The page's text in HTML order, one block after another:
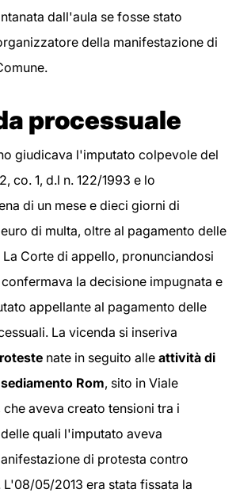
dall'aula se fosse stato
della manifestazione di
processuale
giudicava l'imputato colpevole del
co. 1, d.l n. 122/1993 e lo
di un mese e dieci giorni di
di multa, oltre al pagamento delle
Corte di appello, pronunciandosi
la decisione impugnata e
appellante al pagamento delle
La vicenda si inseriva
nate in seguito alle attività di
Rom, sito in Viale
aveva creato tensioni tra i
quali l'imputato aveva
di protesta contro
05/2013 era stata fissata la